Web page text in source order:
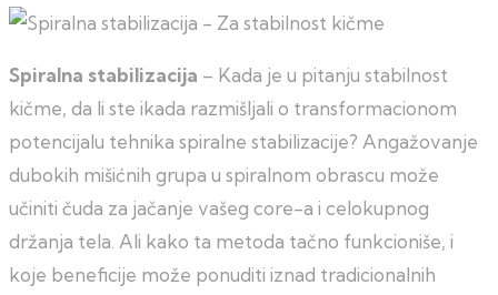
Spiralna stabilizacija – Kada je u pitanju stabilnost
kičme, da li ste ikada razmišljali o transformacionom
potencijalu tehnika spiralne stabilizacije? Angažovanje
dubokih mišićnih grupa u spiralnom obrascu može
učiniti čuda za jačanje vašeg core-a i celokupnog
držanja tela. Ali kako ta metoda tačno funkcioniše, i
koje beneficije može ponuditi iznad tradicionalnih